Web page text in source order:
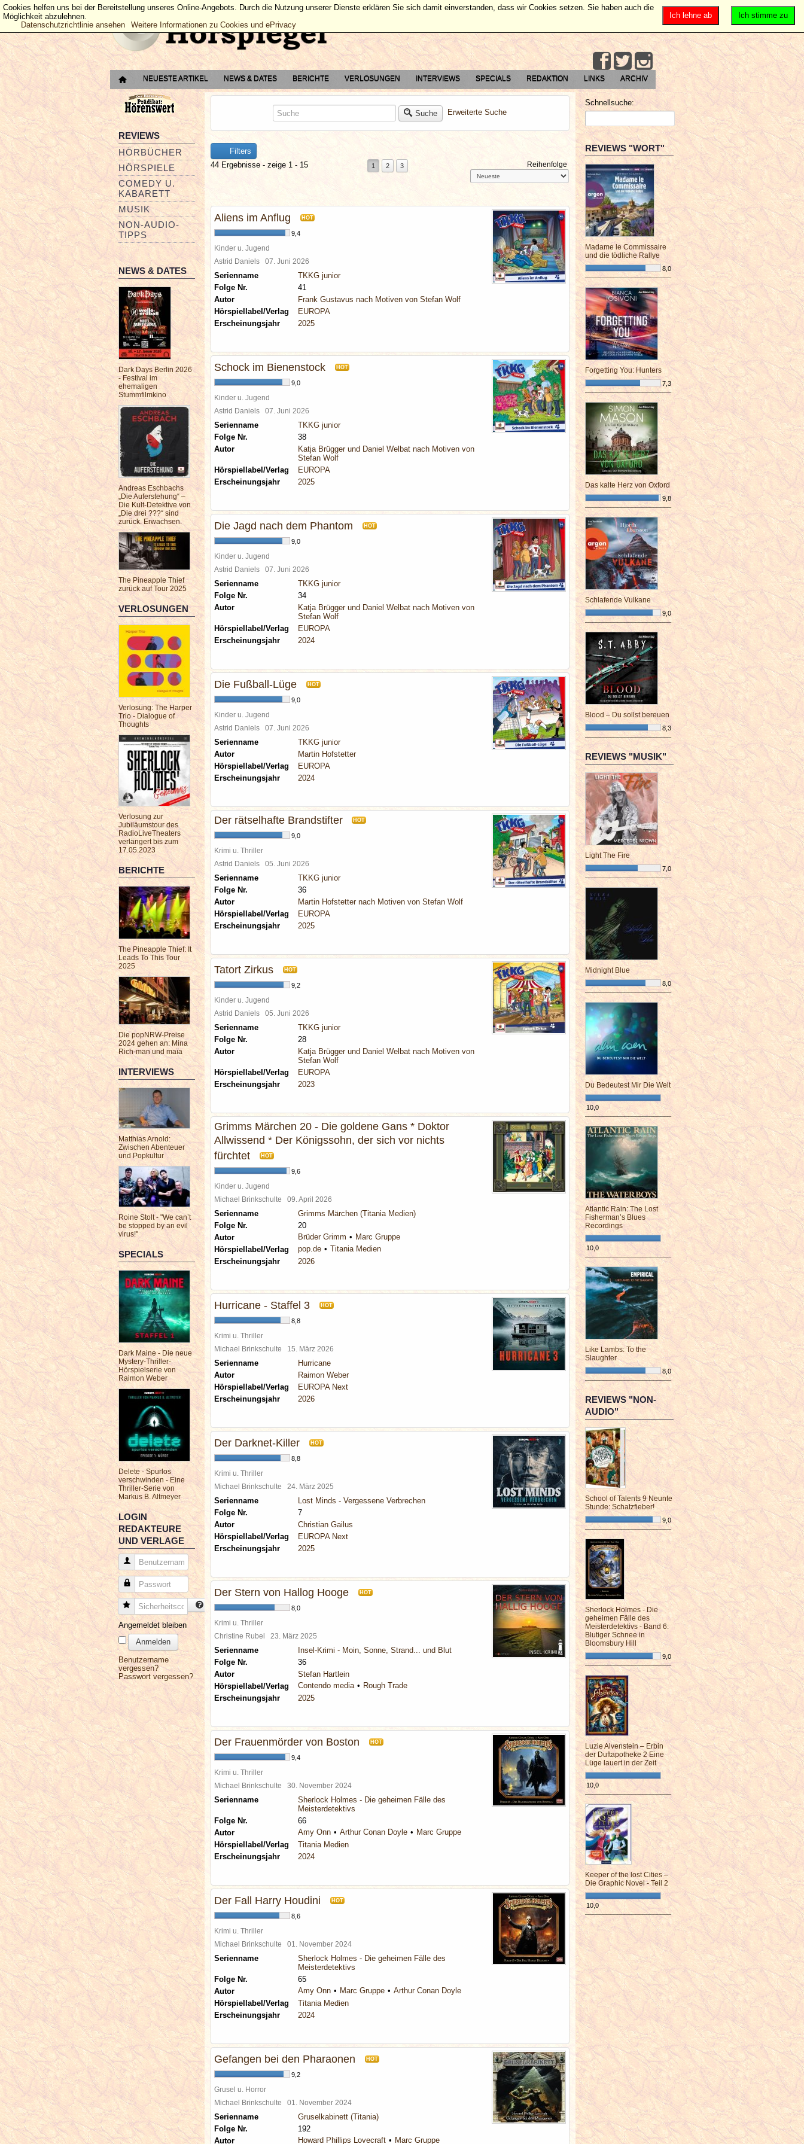
NEUESTE ARTIKEL NEWS & DATES BERICHTE VERLOSUNGEN INTERVIEWS SPECIALS REDAKTION LINKS ARCHIV
REVIEWS
HÖRBÜCHER
HÖRSPIELE
COMEDY U.
KABARETT
MUSIK
NON-AUDIO-
TIPPS
NEWS & DATES
Dark Days Berlin 2026
- Festival im
ehemaligen
Stummfilmkino
Andreas Eschbachs
„Die Auferstehung“ –
Die Kult-Detektive von
„Die drei ???“ sind
zurück. Erwachsen.
The Pineapple Thief
zurück auf Tour 2025
VERLOSUNGEN
Verlosung: The Harper
Trio - Dialogue of
Thoughts
Verlosung zur
Jubiläumstour des
RadioLiveTheaters
verlängert bis zum
17.05.2023
BERICHTE
The Pineapple Thief: It
Leads To This Tour
2025
Die popNRW-Preise
2024 gehen an: Mina
Rich-man und maïa
INTERVIEWS
Matthias Arnold:
Zwischen Abenteuer
und Popkultur
Roine Stolt - "We can’t
be stopped by an evil
virus!"
SPECIALS
Dark Maine - Die neue
Mystery-Thriller-
Hörspielserie von
Raimon Weber
Delete - Spurlos
verschwinden - Eine
Thriller-Serie von
Markus B. Altmeyer
LOGIN
REDAKTEURE
UND VERLAGE
Benutzername
Passwort
Sicherheitscode
Angemeldet bleiben
Anmelden
Benutzername
vergessen?
Passwort vergessen?
Suche Erweiterte Suche
Filters
44 Ergebnisse - zeige 1 - 15
1 2 3 Reihenfolge
Aliens im Anflug HOT
9,4
Kinder u. Jugend
Astrid Daniels 07. Juni 2026
Serienname
TKKG junior
Folge Nr.
41
Autor
Frank Gustavus nach Motiven von Stefan Wolf
Hörspiellabel/Verlag
EUROPA
Erscheinungsjahr
2025
Schock im Bienenstock HOT
9,0
Kinder u. Jugend
Astrid Daniels 07. Juni 2026
Serienname
TKKG junior
Folge Nr.
38
Autor
Katja Brügger und Daniel Welbat nach Motiven von
Stefan Wolf
Hörspiellabel/Verlag
EUROPA
Erscheinungsjahr
2025
Die Jagd nach dem Phantom HOT
9,0
Kinder u. Jugend
Astrid Daniels 07. Juni 2026
Serienname
TKKG junior
Folge Nr.
34
Autor
Katja Brügger und Daniel Welbat nach Motiven von
Stefan Wolf
Hörspiellabel/Verlag
EUROPA
Erscheinungsjahr
2024
Die Fußball-Lüge HOT
9,0
Kinder u. Jugend
Astrid Daniels 07. Juni 2026
Serienname
TKKG junior
Autor
Martin Hofstetter
Hörspiellabel/Verlag
EUROPA
Erscheinungsjahr
2024
Der rätselhafte Brandstifter HOT
9,0
Krimi u. Thriller
Astrid Daniels 05. Juni 2026
Serienname
TKKG junior
Folge Nr.
36
Autor
Martin Hofstetter nach Motiven von Stefan Wolf
Hörspiellabel/Verlag
EUROPA
Erscheinungsjahr
2025
Tatort Zirkus HOT
9,2
Kinder u. Jugend
Astrid Daniels 05. Juni 2026
Serienname
TKKG junior
Folge Nr.
28
Autor
Katja Brügger und Daniel Welbat nach Motiven von
Stefan Wolf
Hörspiellabel/Verlag
EUROPA
Erscheinungsjahr
2023
Grimms Märchen 20 - Die goldene Gans * Doktor
Allwissend * Der Königssohn, der sich vor nichts
fürchtet
HOT
9,6
Kinder u. Jugend
Michael Brinkschulte 09. April 2026
Serienname
Grimms Märchen (Titania Medien)
Folge Nr.
20
Autor
Brüder Grimm
Marc Gruppe
Hörspiellabel/Verlag
pop.de
Titania Medien
Erscheinungsjahr
2026
Hurricane - Staffel 3 HOT
8,8
Krimi u. Thriller
Michael Brinkschulte 15. März 2026
Serienname
Hurricane
Autor
Raimon Weber
Hörspiellabel/Verlag
EUROPA Next
Erscheinungsjahr
2026
Der Darknet-Killer HOT
8,8
Krimi u. Thriller
Michael Brinkschulte 24. März 2025
Serienname
Lost Minds - Vergessene Verbrechen
Folge Nr.
7
Autor
Christian Gailus
Hörspiellabel/Verlag
EUROPA Next
Erscheinungsjahr
2025
Der Stern von Hallog Hooge HOT
8,0
Krimi u. Thriller
Christine Rubel 23. März 2025
Serienname
Insel-Krimi - Moin, Sonne, Strand... und Blut
Folge Nr.
36
Autor
Stefan Hartlein
Hörspiellabel/Verlag
Contendo media
Rough Trade
Erscheinungsjahr
2025
Der Frauenmörder von Boston HOT
9,4
Krimi u. Thriller
Michael Brinkschulte 30. November 2024
Serienname
Sherlock Holmes - Die geheimen Fälle des
Meisterdetektivs
Folge Nr.
66
Autor
Amy Onn Arthur Conan Doyle
Marc Gruppe
Hörspiellabel/Verlag
Titania Medien
Erscheinungsjahr
2024
Der Fall Harry Houdini HOT
8,6
Krimi u. Thriller
Michael Brinkschulte 01. November 2024
Serienname
Sherlock Holmes - Die geheimen Fälle des
Meisterdetektivs
Folge Nr.
65
Autor
Amy Onn Marc Gruppe
Arthur Conan Doyle
Hörspiellabel/Verlag
Titania Medien
Erscheinungsjahr
2024
Gefangen bei den Pharaonen HOT
9,2
Grusel u. Horror
Michael Brinkschulte 01. November 2024
Serienname
Gruselkabinett (Titania)
Folge Nr.
192
Autor
Howard Phillips Lovecraft Marc Gruppe
Schnellsuche:
REVIEWS "WORT"
Madame le Commissaire
und die tödliche Rallye
8,0
¯¯¯¯¯¯¯¯¯¯¯¯¯¯¯¯¯¯¯¯¯¯¯¯
Forgetting You: Hunters
7,3
¯¯¯¯¯¯¯¯¯¯¯¯¯¯¯¯¯¯¯¯¯¯¯¯
Das kalte Herz von Oxford
9,8
¯¯¯¯¯¯¯¯¯¯¯¯¯¯¯¯¯¯¯¯¯¯¯¯
Schlafende Vulkane
9,0
¯¯¯¯¯¯¯¯¯¯¯¯¯¯¯¯¯¯¯¯¯¯¯¯
Blood – Du sollst bereuen
8,3
¯¯¯¯¯¯¯¯¯¯¯¯¯¯¯¯¯¯¯¯¯¯¯¯
REVIEWS "MUSIK"
Light The Fire
7,0
¯¯¯¯¯¯¯¯¯¯¯¯¯¯¯¯¯¯¯¯¯¯¯¯
Midnight Blue
8,0
¯¯¯¯¯¯¯¯¯¯¯¯¯¯¯¯¯¯¯¯¯¯¯¯
Du Bedeutest Mir Die Welt
10,0
¯¯¯¯¯¯¯¯¯¯¯¯¯¯¯¯¯¯¯¯¯¯¯¯
Atlantic Rain: The Lost
Fisherman’s Blues
Recordings
10,0
¯¯¯¯¯¯¯¯¯¯¯¯¯¯¯¯¯¯¯¯¯¯¯¯
Like Lambs: To the
Slaughter
8,0
¯¯¯¯¯¯¯¯¯¯¯¯¯¯¯¯¯¯¯¯¯¯¯¯
REVIEWS "NON-
AUDIO"
School of Talents 9 Neunte
Stunde: Schatzfieber!
9,0
¯¯¯¯¯¯¯¯¯¯¯¯¯¯¯¯¯¯¯¯¯¯¯¯
Sherlock Holmes - Die
geheimen Fälle des
Meisterdetektivs - Band 6:
Blutiger Schnee in
Bloomsbury Hill
9,0
¯¯¯¯¯¯¯¯¯¯¯¯¯¯¯¯¯¯¯¯¯¯¯¯
Luzie Alvenstein – Erbin
der Duftapotheke 2 Eine
Lüge lauert in der Zeit
10,0
¯¯¯¯¯¯¯¯¯¯¯¯¯¯¯¯¯¯¯¯¯¯¯¯
Keeper of the lost Cities –
Die Graphic Novel - Teil 2
10,0
¯¯¯¯¯¯¯¯¯¯¯¯¯¯¯¯¯¯¯¯¯¯¯¯
Ich stimme zu
Ich lehne ab
Cookies helfen uns bei der Bereitstellung unseres Online-Angebots. Durch die Nutzung unserer Dienste erklären Sie sich damit einverstanden, dass wir Cookies setzen. Sie haben auch die
Möglichkeit abzulehnen.
Datenschutzrichtlinie ansehen
Weitere Informationen zu Cookies und ePrivacy